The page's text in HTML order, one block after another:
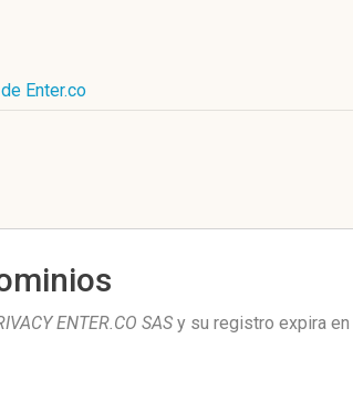
Enter.co
ENTER.CO SAS y su registro expira en